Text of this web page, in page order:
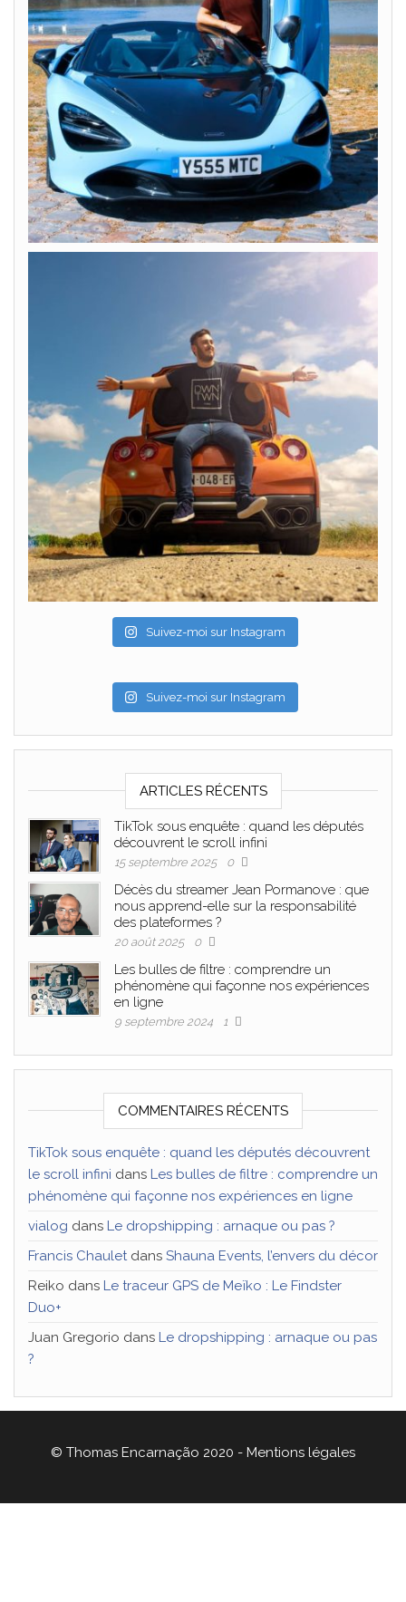
Suivez-moi sur Instagram
Suivez-moi sur Instagram
ARTICLES RÉCENTS
TikTok sous enquête : quand les députés
découvrent le scroll infini
15 septembre 2025 0
Décès du streamer Jean Pormanove : que
nous apprend-elle sur la responsabilité
des plateformes ?
20 août 2025 0
Les bulles de filtre : comprendre un
phénomène qui façonne nos expériences
en ligne
9 septembre 2024 1
COMMENTAIRES RÉCENTS
TikTok sous enquête : quand les députés découvrent
le scroll infini dans Les bulles de filtre : comprendre un
phénomène qui façonne nos expériences en ligne
vialog dans Le dropshipping : arnaque ou pas ?
Francis Chauletdans Shauna Events, l’envers du décor
Reiko dans Le traceur GPS de Meïko : Le Findster
Duo+
Juan Gregorio dans Le dropshipping : arnaque ou pas
?
© Thomas Encarnação 2020 - Mentions légales